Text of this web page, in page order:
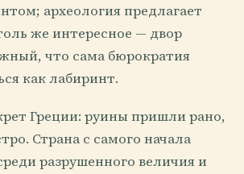
археология предлагает
же интересное — двор
что сама бюрократия
как лабиринт.
Греции: руины пришли рано,
Страна с самого начала
разрушенного величия и